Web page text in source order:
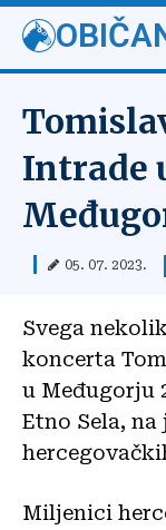
Intrade
05. 07. 2023.
Svega
koncerta
u Međugorju
Etno Sela,
Miljenici